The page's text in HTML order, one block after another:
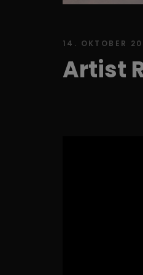
14. OKTOBER
Artist